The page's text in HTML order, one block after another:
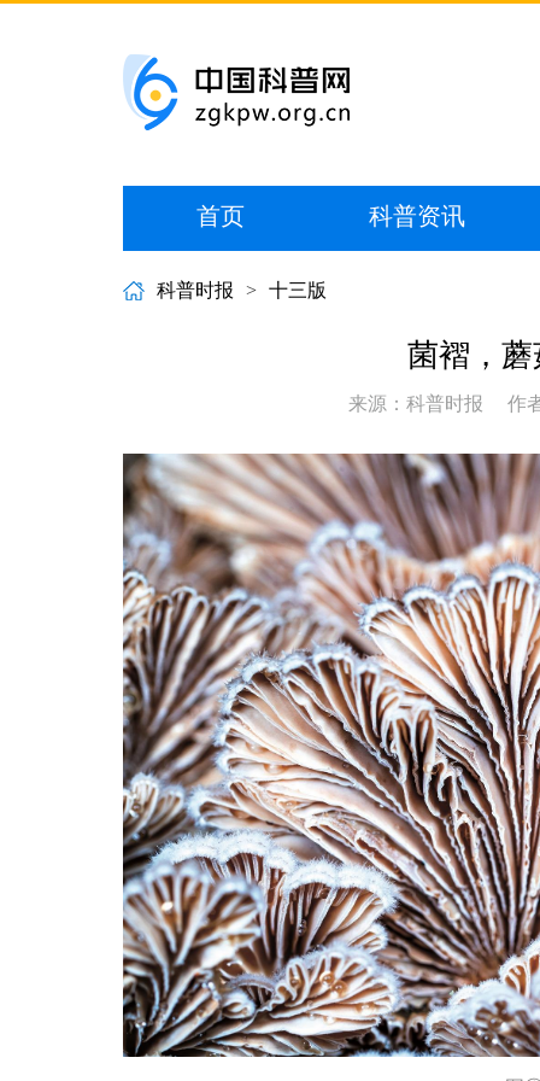
首页 科普资讯
科普时报 > 十三版
菌褶，蘑
来源：科普时报 作